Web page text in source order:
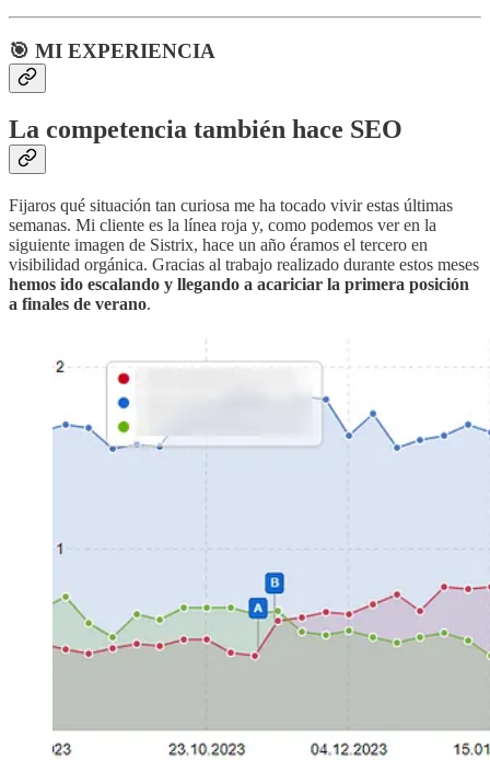
🎯 MI EXPERIENCIA
La competencia también hace SEO
Fijaros qué situación tan curiosa me ha tocado vivir estas últimas
semanas. Mi cliente es la línea roja y, como podemos ver en la
siguiente imagen de Sistrix, hace un año éramos el tercero en
visibilidad orgánica. Gracias al trabajo realizado durante estos meses
hemos ido escalando y llegando a acariciar la primera posición
a finales de verano.